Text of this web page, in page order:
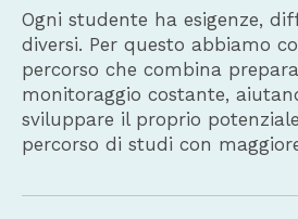
Ogni studente ha esigenze,
diversi. Per questo abbiamo
percorso che combina
monitoraggio costante,
sviluppare il proprio
percorso di studi con